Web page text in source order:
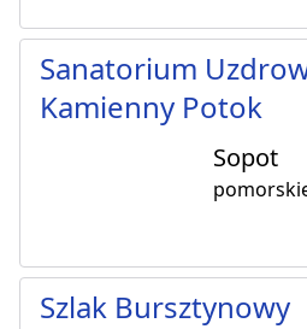
Sanatorium
Kamienny Potok
Sopot
Szlak Bursztynowy